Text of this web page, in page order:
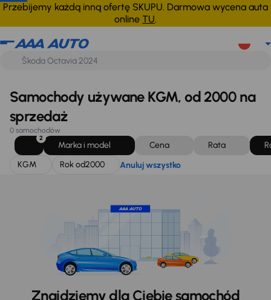
Przebijemy każdą inną ofertę SKUPU. Darmowa wycena auta
online TU.
KGM Rok od2000 Anuluj wszystko
Samochody używane KGM, od 2000 na
sprzedaż
0 samochodów
2
Marka i model Cena Rata
KGM
Rok od2000 Anuluj wszystko
Znajdziemy dla Ciebie samochód